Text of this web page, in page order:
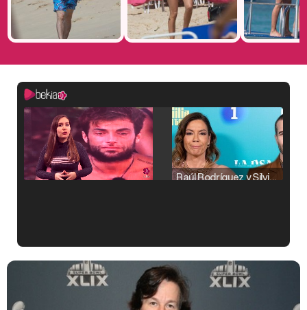
Raúl Rodríguez y Silvia Taulés nos cuentan su papel en 'La familia de la tele'